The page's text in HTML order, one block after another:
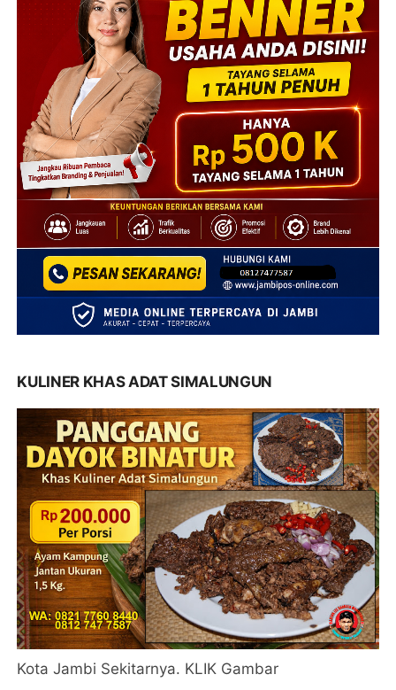
KULINER KHAS ADAT SIMALUNGUN
Kota Jambi Sekitarnya. KLIK Gambar